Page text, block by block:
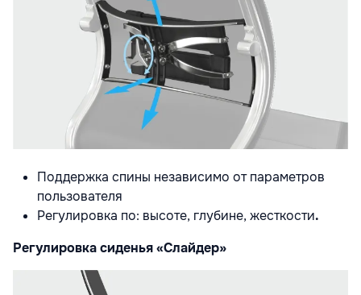
Поддержка спины независимо от параметров
пользователя
Регулировка по: высоте, глубине, жесткости.
Регулировка сиденья «Слайдер»